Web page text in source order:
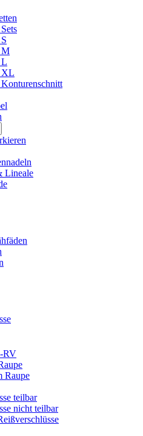
M
L
XL
Lineale
RV
Raupe
teilbar
nicht teilbar